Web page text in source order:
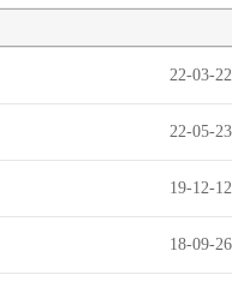
22-03-22
22-05-23
19-12-12
18-09-26